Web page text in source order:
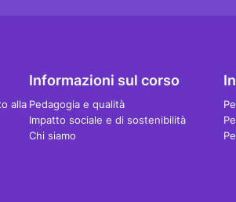
alla
Informazioni sul corso
Pedagogia e qualità
Impatto sociale e di sostenibilità
Chi siamo